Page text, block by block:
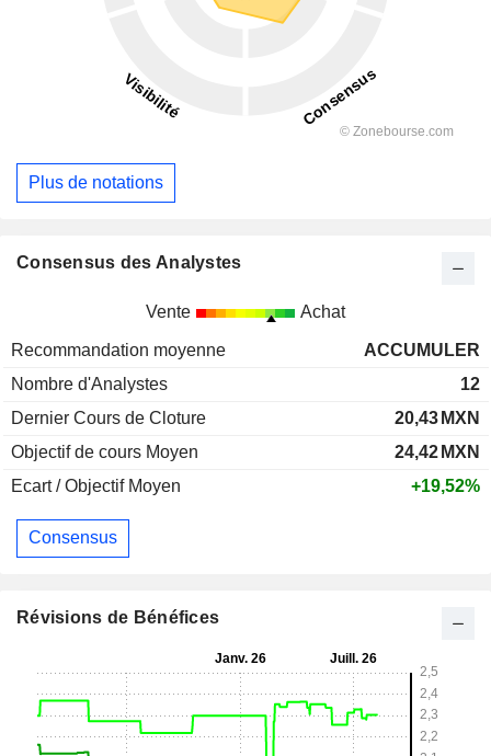
Plus de notations
Consensus des Analystes
Vente Achat
Recommandation moyenne
ACCUMULER
Nombre d'Analystes
12
Dernier Cours de Cloture
20,43 MXN
Objectif de cours Moyen
24,42 MXN
Ecart / Objectif Moyen
+19,52%
Consensus
Révisions de Bénéfices